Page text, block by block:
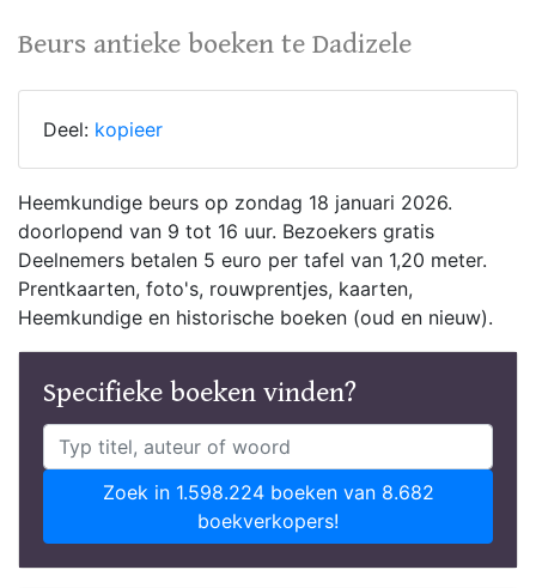
Beurs antieke boeken te Dadizele
Deel: kopieer
Heemkundige beurs op zondag 18 januari 2026.
doorlopend van 9 tot 16 uur. Bezoekers gratis
Deelnemers betalen 5 euro per tafel van 1,20 meter.
Prentkaarten, foto's, rouwprentjes, kaarten,
Heemkundige en historische boeken (oud en nieuw).
Specifieke boeken vinden?
Zoek in 1.598.224 boeken van 8.682
boekverkopers!